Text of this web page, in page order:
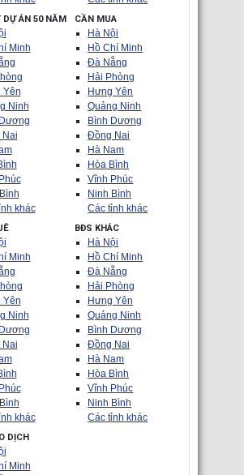
DỰ ÁN 50 NĂM
Minh
Yên
Ninh
khác
CẦN MUA
Hà Nội
Hồ Chí Minh
Đà Nẵng
Hải Phòng
Hưng Yên
Quảng Ninh
Bình Dương
Đồng Nai
Hà Nam
Hòa Bình
Vĩnh Phúc
Ninh Bình
Các tỉnh khác
Minh
Yên
Ninh
khác
BĐS KHÁC
Hà Nội
Hồ Chí Minh
Đà Nẵng
Hải Phòng
Hưng Yên
Quảng Ninh
Bình Dương
Đồng Nai
Hà Nam
Hòa Bình
Vĩnh Phúc
Ninh Bình
Các tỉnh khác
DỊCH
Minh